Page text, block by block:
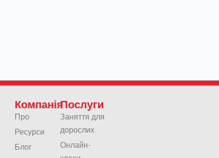
Компанія
Про
Ресурси
Блог
Послуги
Заняття для
дорослих
Онлайн-